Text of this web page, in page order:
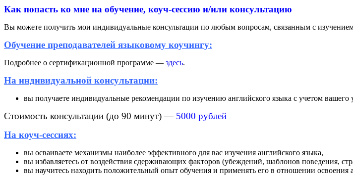
Как попасть ко мне на обучение, коуч-сессию и/или консультацию
Вы можете получить мои индивидуальные консультации по любым вопросам, связанным с изучением
Обучение преподавателей языковому коучингу:
Подробнее о сертификационной программе — здесь.
На индивидуальной консультации:
вы получаете индивидуальные рекомендации по изучению английского языка с учетом
Стоимость консультации (до 90 минут) — 5000 рублей
На коуч-сессиях:
вы осваиваете механизмы наиболее эффективного для вас изучения английского языка,
вы избавляетесь от воздействия сдерживающих факторов (убеждений, шаблонов поведения,
вы научитесь находить положительный опыт обучения и применять его в отношении освоения